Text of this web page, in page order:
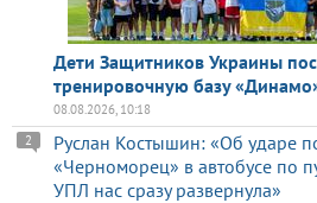
Дети Защитников Украины
тренировочную базу
08.08.2026, 10:18
Руслан Костышин: «Об ударе
«Черноморец» в автобусе по
УПЛ нас сразу развернула»
2